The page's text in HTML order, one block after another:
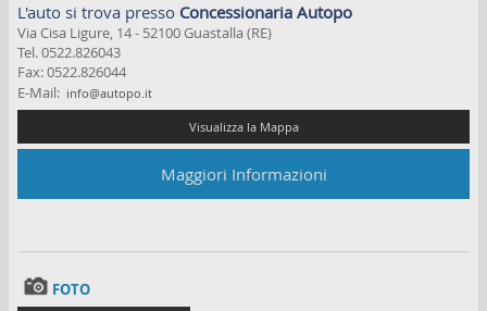
CONTATTI
♥ PREFERITI
L'auto si trova presso Concessionaria Autopo
Via Cisa Ligure, 14 - 52100 Guastalla (RE)
Tel. 0522.826043
Fax: 0522.826044
E-Mail: info@autopo.it
Maggiori Informazioni
FOTO